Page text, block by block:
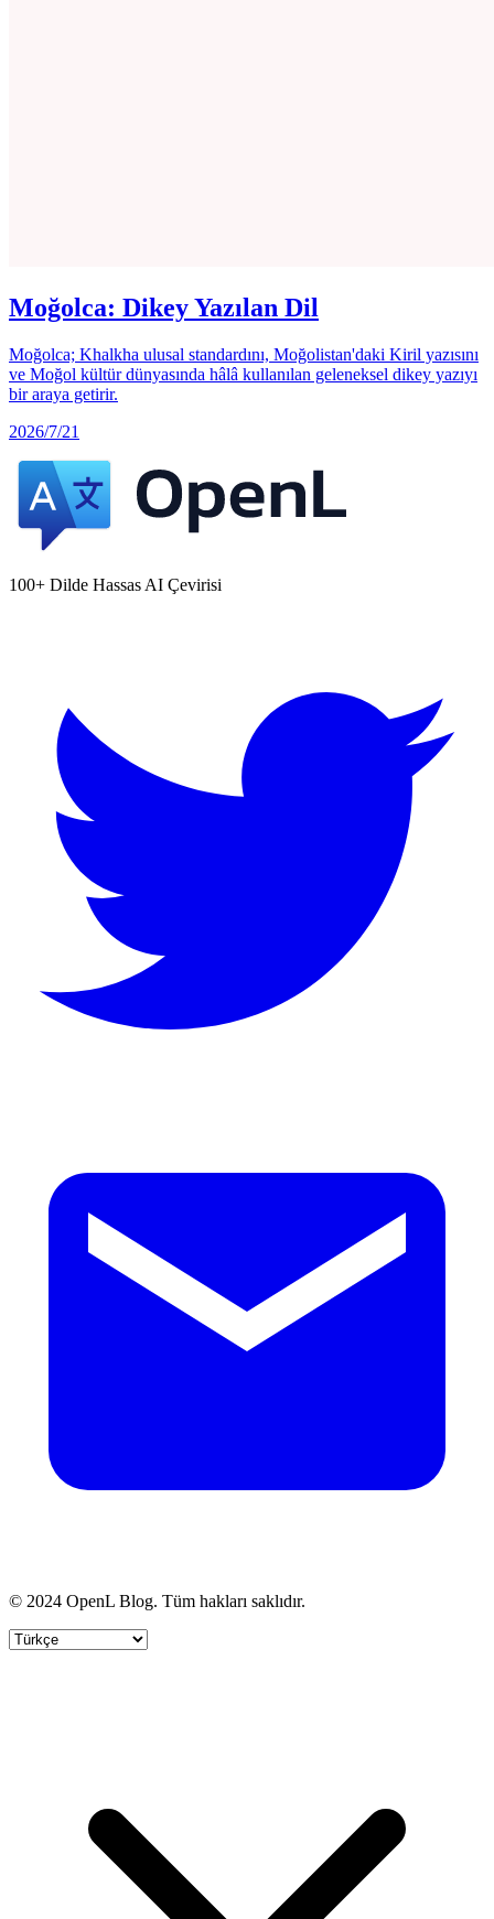
Moğolca: Dikey Yazılan Dil
Moğolca; Khalkha ulusal standardını, Moğolistan'daki Kiril yazısını
ve Moğol kültür dünyasında hâlâ kullanılan geleneksel dikey yazıyı
bir araya getirir.
2026/7/21
100+ Dilde Hassas AI Çevirisi
© 2024 OpenL Blog. Tüm hakları saklıdır.